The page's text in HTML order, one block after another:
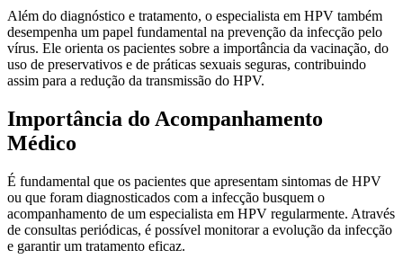
Além do diagnóstico e tratamento, o especialista em HPV também
desempenha um papel fundamental na prevenção da infecção pelo
vírus. Ele orienta os pacientes sobre a importância da vacinação, do
uso de preservativos e de práticas sexuais seguras, contribuindo
assim para a redução da transmissão do HPV.
Importância do Acompanhamento
Médico
É fundamental que os pacientes que apresentam sintomas de HPV
ou que foram diagnosticados com a infecção busquem o
acompanhamento de um especialista em HPV regularmente. Através
de consultas periódicas, é possível monitorar a evolução da infecção
e garantir um tratamento eficaz.